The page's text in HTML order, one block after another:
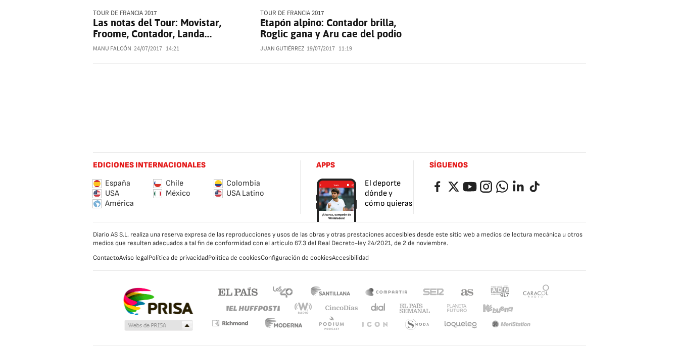
TOUR DE FRANCIA 2017
Las notas del Tour: Movistar,
Froome, Contador, Landa...
MANU FALCÓN 24/07/2017 14:21
TOUR DE FRANCIA 2017
Etapón alpino: Contador brilla,
Roglic gana y Aru cae del podio
JUAN GUTIÉRREZ 19/07/2017 11:19
EDICIONES INTERNACIONALES
España
Chile
Colombia
USA
México
USA Latino
América
APPS
El deporte
dónde y
cómo quieras
SÍGUENOS
FacebookTwitterYouTubeInstagramWhatsappLinkedIn
TikTok
Diario AS S.L. realiza una reserva expresa de las reproducciones y usos de las obras y otras prestaciones accesibles desde este sitio web a medios de lectura mecánica u otros
medios que resulten adecuados a tal fin de conformidad con el artículo 67.3 del Real Decreto-ley 24/2021, de 2 de noviembre.
ContactoAviso legalPolítica de privacidadPolítica de cookiesConfiguración de cookiesAccesibilidad